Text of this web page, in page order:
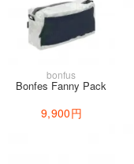
bonfus
Bonfes Fanny Pack
9,900円